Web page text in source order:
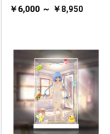
￥6,000 ～ ￥8,950